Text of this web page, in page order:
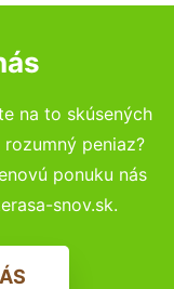
na to skúsených
peniaz?
ponuku nás
snov.sk.